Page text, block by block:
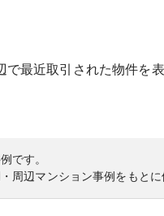
で最近取引された物件を
です。
周辺マンション事例をもとに